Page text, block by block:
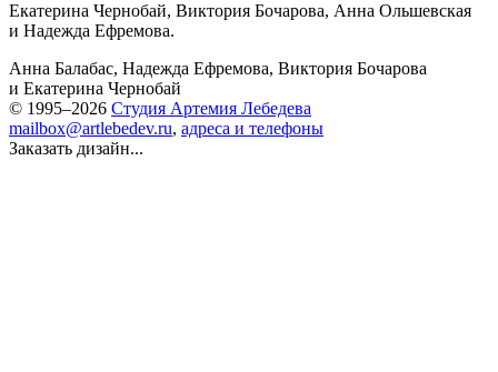
Екатерина Чернобай, Виктория Бочарова, Анна Ольшевская
и Надежда Ефремова.
Анна Балабас, Надежда Ефремова, Виктория Бочарова
и Екатерина Чернобай
© 1995–2026 Студия Артемия Лебедева
mailbox@artlebedev.ru, адреса и телефоны
Заказать дизайн...